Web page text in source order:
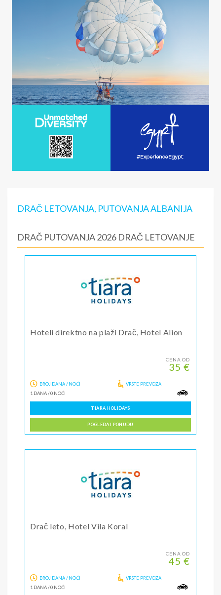
DRAČ LETOVANJA, PUTOVANJA ALBANIJA
DRAČ PUTOVANJA 2026 DRAČ LETOVANJE
Hoteli direktno na plaži Drač, Hotel Alion
CENA OD
35 €
BROJ DANA / NOĆI
1 DANA/0 NOĆI
VRSTE PREVOZA
TIARA HOLIDAYS
POGLEDAJ PONUDU
Drač leto, Hotel Vila Koral
CENA OD
45 €
BROJ DANA / NOĆI
1 DANA/0 NOĆI
VRSTE PREVOZA